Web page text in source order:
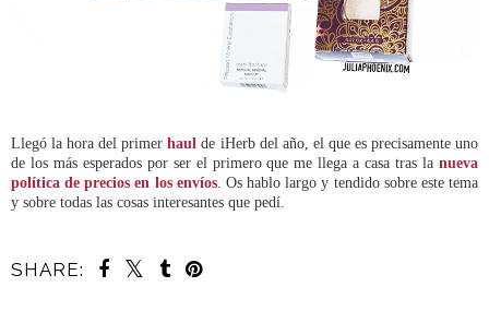
Llegó la hora del primerhaul de iHerb del año, el que es precisamente uno
de los más esperados por ser el primero que me llega a casa tras la nueva
política de precios en los envíos. Os hablo largo y tendido sobre este tema
y sobre todas las cosas interesantes que pedí.
SHARE: